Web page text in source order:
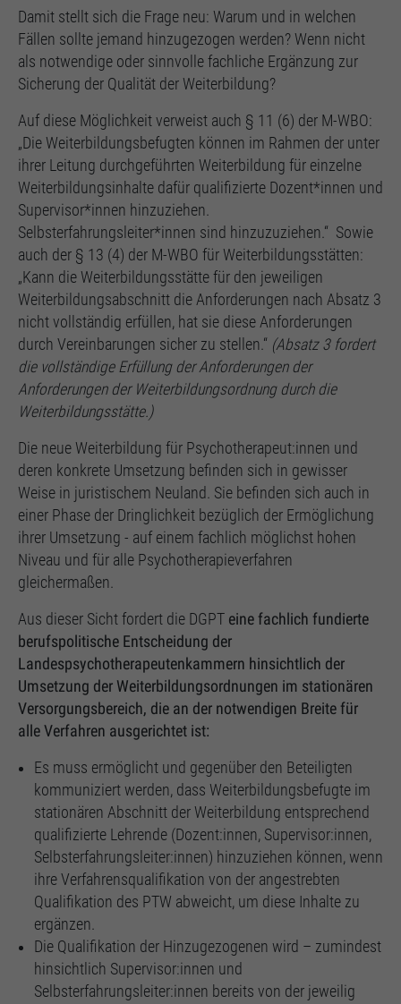
Damit stellt sich die Frage neu: Warum und in welchen
Fällen sollte jemand hinzugezogen werden? Wenn nicht
als notwendige oder sinnvolle fachliche Ergänzung zur
Sicherung der Qualität der Weiterbildung?
Auf diese Möglichkeit verweist auch § 11 (6) der M-WBO:
„Die Weiterbildungsbefugten können im Rahmen der unter
ihrer Leitung durchgeführten Weiterbildung für einzelne
Weiterbildungsinhalte dafür qualifizierte Dozent*innen und
Supervisor*innen hinzuziehen.
Selbsterfahrungsleiter*innen sind hinzuzuziehen.“ Sowie
auch der § 13 (4) der M-WBO für Weiterbildungsstätten:
„Kann die Weiterbildungsstätte für den jeweiligen
Weiterbildungsabschnitt die Anforderungen nach Absatz 3
nicht vollständig erfüllen, hat sie diese Anforderungen
durch Vereinbarungen sicher zu stellen.“ (Absatz 3 fordert
die vollständige Erfüllung der Anforderungen der
Anforderungen der Weiterbildungsordnung durch die
Weiterbildungsstätte.)
Die neue Weiterbildung für Psychotherapeut:innen und
deren konkrete Umsetzung befinden sich in gewisser
Weise in juristischem Neuland. Sie befinden sich auch in
einer Phase der Dringlichkeit bezüglich der Ermöglichung
ihrer Umsetzung - auf einem fachlich möglichst hohen
Niveau und für alle Psychotherapieverfahren
gleichermaßen.
Aus dieser Sicht fordert die DGPT eine fachlich fundierte
berufspolitische Entscheidung der
Landespsychotherapeutenkammern hinsichtlich der
Umsetzung der Weiterbildungsordnungen im stationären
Versorgungsbereich, die an der notwendigen Breite für
alle Verfahren ausgerichtet ist:
Es muss ermöglicht und gegenüber den Beteiligten
kommuniziert werden, dass Weiterbildungsbefugte im
stationären Abschnitt der Weiterbildung entsprechend
qualifizierte Lehrende (Dozent:innen, Supervisor:innen,
Selbsterfahrungsleiter:innen) hinzuziehen können, wenn
ihre Verfahrensqualifikation von der angestrebten
Qualifikation des PTW abweicht, um diese Inhalte zu
ergänzen.
Die Qualifikation der Hinzugezogenen wird – zumindest
hinsichtlich Supervisor:innen und
Selbsterfahrungsleiter:innen bereits von der jeweilig